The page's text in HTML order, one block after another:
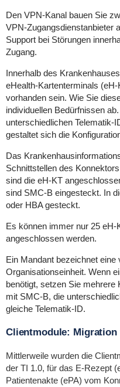
Den VPN-Kanal bauen Sie
VPN-Zugangsdienstanbieter
Support bei Störungen
Zugang.
Innerhalb des
eHealth-Kartenterminals
vorhanden sein. Wie Sie
individuellen Bedürfnissen
unterschiedlichen Telematik-
gestaltet sich die
Das
Schnittstellen des
sind die eH-KT
sind SMC-B eingesteckt. In
oder HBA gesteckt.
Es können immer nur 25 eH-
angeschlossen werden.
Ein Mandant bezeichnet eine
Organisationseinheit. Wenn
benötigt, setzen Sie mehrere
mit SMC-B, die
gleiche Telematik-ID.
Clientmodule:
Mittlerweile wurden die
der TI 1.0, für das E-Rezept
Patientenakte (ePA) vom